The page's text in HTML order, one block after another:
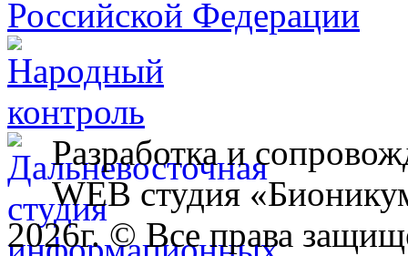
Разработка и
WEB студия
2026г. © Все права